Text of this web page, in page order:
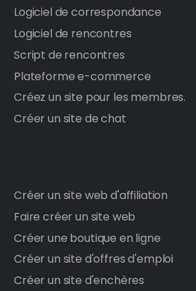
Logiciel de correspondance
Logiciel de rencontres
Script de rencontres
Plateforme e-commerce
Créez un site pour les membres.
Créer un site de chat
Créer un site web d'affiliation
Faire créer un site web
Créer une boutique en ligne
Créer un site d'offres d'emploi
Créer un site d'enchères